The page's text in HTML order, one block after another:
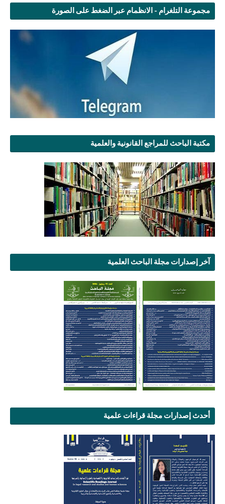
مجموعة التلغرام - الانظمام عبر الضغط على الصورة
مكتبة الباحث للمراجع القانونية والعلمية
آخر إصدارات مجلة الباحث العلمية
أحدث إصدارات مجلة قراءات علمية